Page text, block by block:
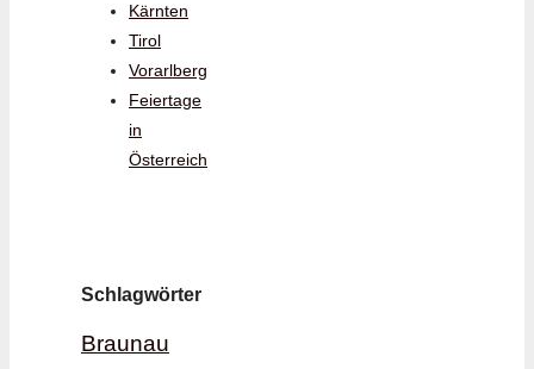
Kärnten
Tirol
Vorarlberg
Feiertage
in
Österreich
Schlagwörter
Braunau